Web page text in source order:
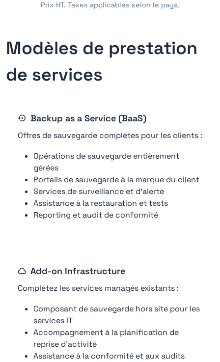
Prix HT. Taxes applicables selon le pays.
Modèles de prestation
de services
Backup as a Service (BaaS)
Offres de sauvegarde complètes pour les clients :
Opérations de sauvegarde entièrement
gérées
Portails de sauvegarde à la marque du client
Services de surveillance et d'alerte
Assistance à la restauration et tests
Reporting et audit de conformité
Add-on Infrastructure
Complétez les services managés existants :
Composant de sauvegarde hors site pour les
services IT
Accompagnement à la planification de
reprise d'activité
Assistance à la conformité et aux audits